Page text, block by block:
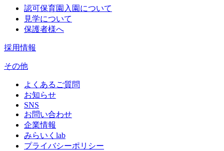
認可保育園入園について
見学について
保護者様へ
採用情報
その他
よくあるご質問
お知らせ
SNS
お問い合わせ
企業情報
みらいくlab
プライバシーポリシー